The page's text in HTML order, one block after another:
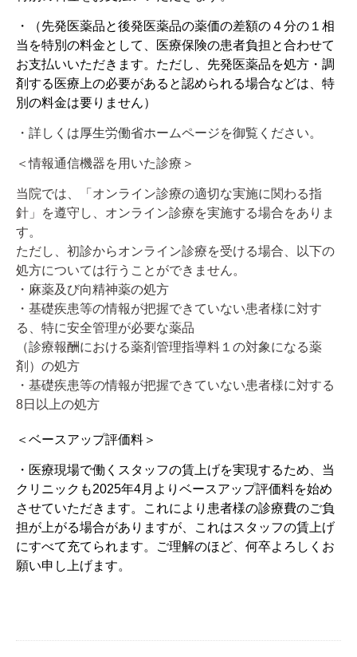
・（先発医薬品と後発医薬品の薬価の差額の４分の１相
当を特別の料金として、医療保険の患者負担と合わせて
お支払いいただきます。ただし、先発医薬品を処方・調
剤する医療上の必要があると認められる場合などは、特
別の料金は要りません）
・詳しくは厚生労働省ホームページを御覧ください。
＜情報通信機器を用いた診療＞
当院では、「オンライン診療の適切な実施に関わる指
針」を遵守し、オンライン診療を実施する場合をありま
す。
ただし、初診からオンライン診療を受ける場合、以下の
処方については行うことができません。
・麻薬及び向精神薬の処方
・基礎疾患等の情報が把握できていない患者様に対す
る、特に安全管理が必要な薬品
（診療報酬における薬剤管理指導料１の対象になる薬
剤）の処方
・基礎疾患等の情報が把握できていない患者様に対する
8日以上の処方
＜ベースアップ評価料＞
・医療現場で働くスタッフの賃上げを実現するため、当
クリニックも2025年4月よりベースアップ評価料を始め
させていただきます。これにより患者様の診療費のご負
担が上がる場合がありますが、これはスタッフの賃上げ
にすべて充てられます。ご理解のほど、何卒よろしくお
願い申し上げます。